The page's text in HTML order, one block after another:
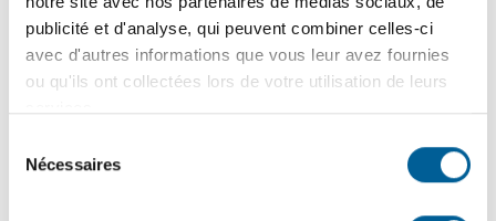
publicité et d'analyse, qui peuvent combiner celles-ci
avec d'autres informations que vous leur avez fournies
ou qu'ils ont collectées lors de votre utilisation de leurs
Nécessaires
Créée en 1988, la Semaine de la municipalité
est un
événement à l’échelle provinciale chapeautée par
Ministère des Affaires municipales et de l’Habitation
québécoise à l’importance de l’engagement citoyen qui est
primordial pour le développement et la vitalité de chaque